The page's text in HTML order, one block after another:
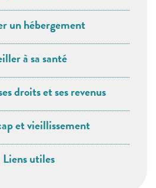
un hébergement
à sa santé
droits et ses revenus
et vieillissement
Liens utiles